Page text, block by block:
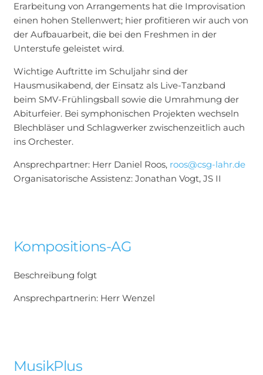
Erarbeitung von Arrangements hat die Improvisation
einen hohen Stellenwert; hier profitieren wir auch von
der Aufbauarbeit, die bei den Freshmen in der
Unterstufe geleistet wird.
Wichtige Auftritte im Schuljahr sind der
Hausmusikabend, der Einsatz als Live-Tanzband
beim SMV-Frühlingsball sowie die Umrahmung der
Abiturfeier. Bei symphonischen Projekten wechseln
Blechbläser und Schlagwerker zwischenzeitlich auch
ins Orchester.
Ansprechpartner: Herr Daniel Roos, roos@csg-lahr.de
Organisatorische Assistenz: Jonathan Vogt, JS II
Kompositions-AG
Beschreibung folgt
Ansprechpartnerin: Herr Wenzel
MusikPlus